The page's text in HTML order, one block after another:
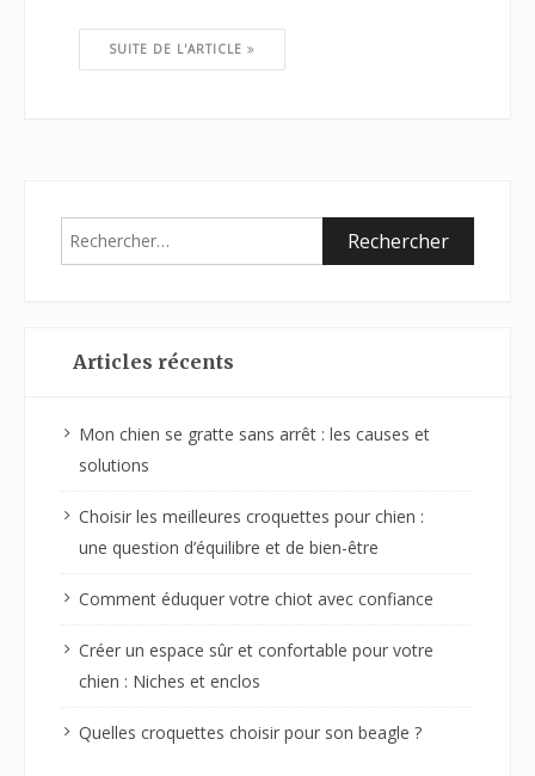
SUITE DE L'ARTICLE
Rechercher :
Articles récents
Mon chien se gratte sans arrêt : les causes et
solutions
Choisir les meilleures croquettes pour chien :
une question d’équilibre et de bien-être
Comment éduquer votre chiot avec confiance
Créer un espace sûr et confortable pour votre
chien : Niches et enclos
Quelles croquettes choisir pour son beagle ?